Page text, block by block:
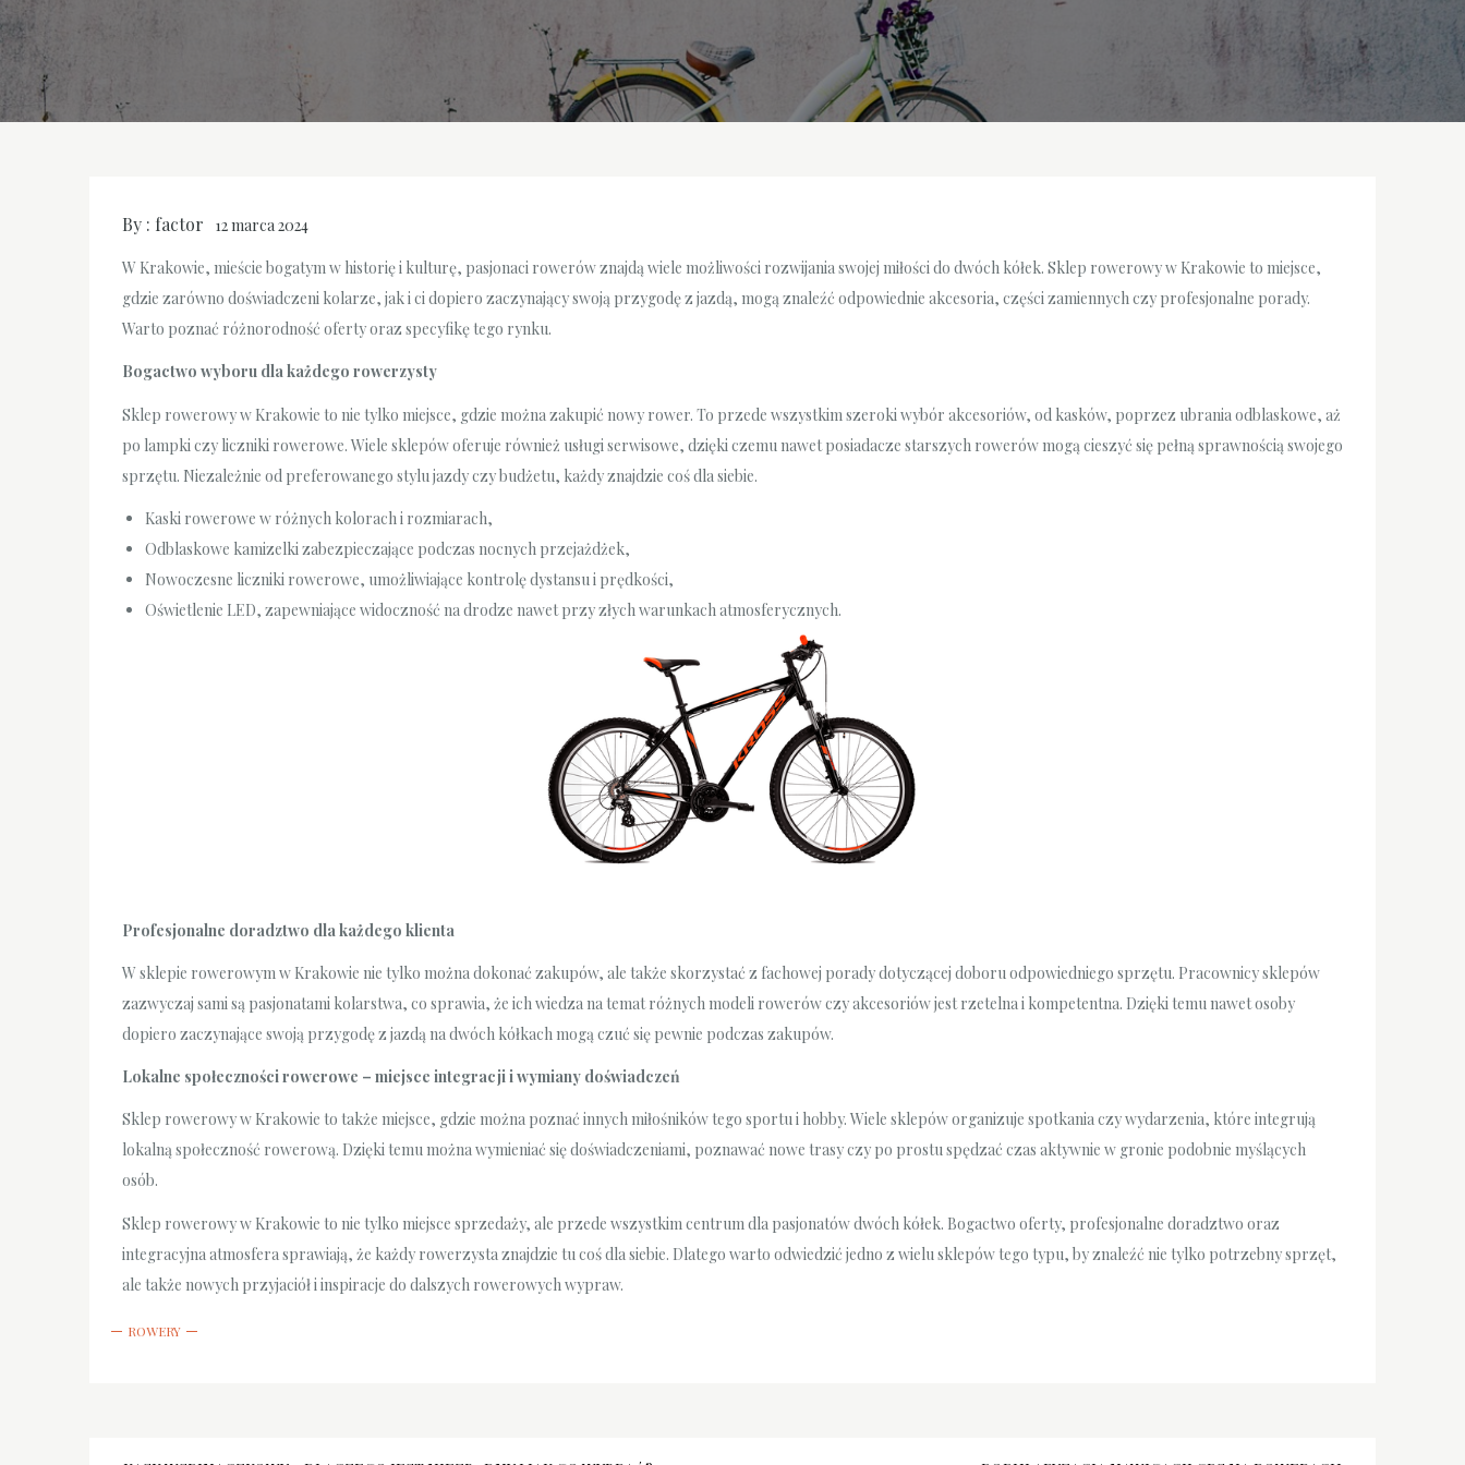
By : factor 12 marca 2024
W Krakowie, mieście bogatym w historię i kulturę, pasjonaci rowerów znajdą wiele możliwości rozwijania swojej miłości do dwóch kółek. Sklep rowerowy w Krakowie to miejsce,
gdzie zarówno doświadczeni kolarze, jak i ci dopiero zaczynający swoją przygodę z jazdą, mogą znaleźć odpowiednie akcesoria, części zamiennych czy profesjonalne porady.
Warto poznać różnorodność oferty oraz specyfikę tego rynku.
Bogactwo wyboru dla każdego rowerzysty
Sklep rowerowy w Krakowie to nie tylko miejsce, gdzie można zakupić nowy rower. To przede wszystkim szeroki wybór akcesoriów, od kasków, poprzez ubrania odblaskowe, aż
po lampki czy liczniki rowerowe. Wiele sklepów oferuje również usługi serwisowe, dzięki czemu nawet posiadacze starszych rowerów mogą cieszyć się pełną sprawnością swojego
sprzętu. Niezależnie od preferowanego stylu jazdy czy budżetu, każdy znajdzie coś dla siebie.
Kaski rowerowe w różnych kolorach i rozmiarach,
Odblaskowe kamizelki zabezpieczające podczas nocnych przejażdżek,
Nowoczesne liczniki rowerowe, umożliwiające kontrolę dystansu i prędkości,
Oświetlenie LED, zapewniające widoczność na drodze nawet przy złych warunkach atmosferycznych.
Profesjonalne doradztwo dla każdego klienta
W sklepie rowerowym w Krakowie nie tylko można dokonać zakupów, ale także skorzystać z fachowej porady dotyczącej doboru odpowiedniego sprzętu. Pracownicy sklepów
zazwyczaj sami są pasjonatami kolarstwa, co sprawia, że ich wiedza na temat różnych modeli rowerów czy akcesoriów jest rzetelna i kompetentna. Dzięki temu nawet osoby
dopiero zaczynające swoją przygodę z jazdą na dwóch kółkach mogą czuć się pewnie podczas zakupów.
Lokalne społeczności rowerowe – miejsce integracji i wymiany doświadczeń
Sklep rowerowy w Krakowie to także miejsce, gdzie można poznać innych miłośników tego sportu i hobby. Wiele sklepów organizuje spotkania czy wydarzenia, które integrują
lokalną społeczność rowerową. Dzięki temu można wymieniać się doświadczeniami, poznawać nowe trasy czy po prostu spędzać czas aktywnie w gronie podobnie myślących
osób.
Sklep rowerowy w Krakowie to nie tylko miejsce sprzedaży, ale przede wszystkim centrum dla pasjonatów dwóch kółek. Bogactwo oferty, profesjonalne doradztwo oraz
integracyjna atmosfera sprawiają, że każdy rowerzysta znajdzie tu coś dla siebie. Dlatego warto odwiedzić jedno z wielu sklepów tego typu, by znaleźć nie tylko potrzebny sprzęt,
ale także nowych przyjaciół i inspiracje do dalszych rowerowych wypraw.
ROWERY